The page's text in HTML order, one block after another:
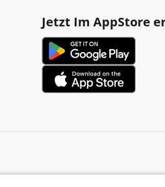
Jetzt Im AppStore